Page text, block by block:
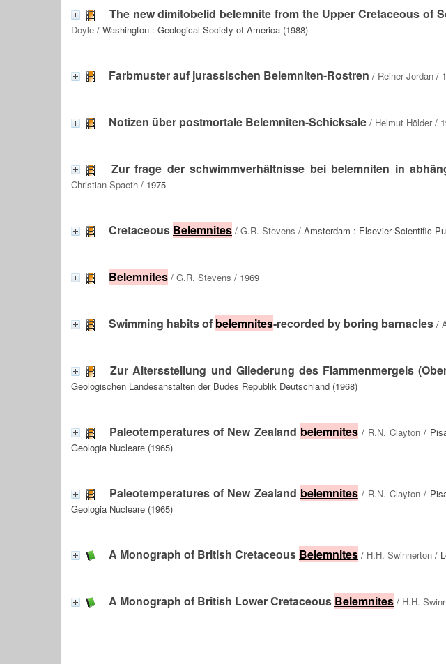
The new dimitobelid belemnite from the Upper Cretaceous of
Doyle / Washington : Geological Society of America (1988)
Farbmuster auf jurassischen Belemniten-Rostren / Reiner Jordan /
Notizen über postmortale Belemniten-Schicksale / Helmut Hölder/
Zur frage der schwimmverhältnisse bei belemniten in
Christian Spaeth / 1975
Cretaceous Belemnites / G.R. Stevens / Amsterdam : Elsevier Scientific
Belemnites / G.R. Stevens / 1969
Swimming habits of belemnites-recorded by boring barnacles /
Zur Altersstellung und Gliederung des Flammenmergels
Geologischen Landesanstalten der Budes Republik Deutschland (1968)
Paleotemperatures of New Zealand belemnites/ R.N. Clayton /
Geologia Nucleare (1965)
Paleotemperatures of New Zealand belemnites/ R.N. Clayton /
Geologia Nucleare (1965)
A Monograph of British Cretaceous Belemnites / H.H. Swinnerton /
A Monograph of British Lower Cretaceous Belemnites / H.H.